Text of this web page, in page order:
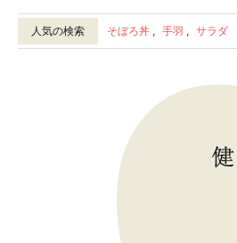
人気の検索 そぼろ丼 , 手羽 , サラダ